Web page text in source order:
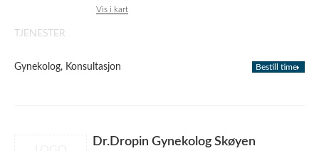
Vis i kart
TJENESTER
Gynekolog, Konsultasjon Bestill time
Dr.Dropin Gynekolog Skøyen